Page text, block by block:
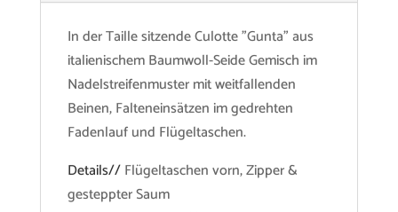
In der Taille sitzende Culotte "Gunta" aus
italienischem Baumwoll-Seide Gemisch im
Nadelstreifenmuster mit weitfallenden
Beinen, Falteneinsätzen im gedrehten
Fadenlauf und Flügeltaschen.
Details//Flügeltaschen vorn, Zipper &
gesteppter Saum